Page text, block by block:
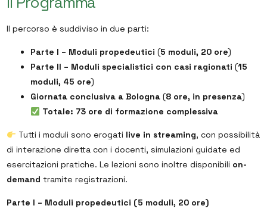
Il percorso è suddiviso in due parti:
Parte I – Moduli propedeutici (5 moduli, 20 ore)
Parte II – Moduli specialistici con casi ragionati (15
moduli, 45 ore)
Giornata conclusiva a Bologna (8 ore, in presenza)
Totale: 73 ore di formazione complessiva
Tutti i moduli sono erogati live in streaming, con possibilità
di interazione diretta con i docenti, simulazioni guidate ed
esercitazioni pratiche. Le lezioni sono inoltre disponibili on-
demand tramite registrazioni.
Parte I – Moduli propedeutici (5 moduli, 20 ore)